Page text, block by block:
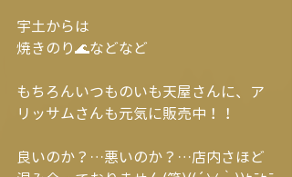
宇土からは
焼きのり🌊などなど
もちろんいつものいも天屋さんに、ア
リッサムさんも元気に販売中！！
良いのか？…悪いのか？…店内さほど